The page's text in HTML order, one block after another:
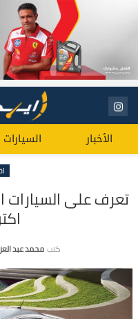
الأخبار السيارات
تعرف على السيارات
كتب محمد عبد